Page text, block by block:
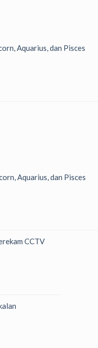
Aquarius, dan Pisces
Aquarius, dan Pisces
CCTV